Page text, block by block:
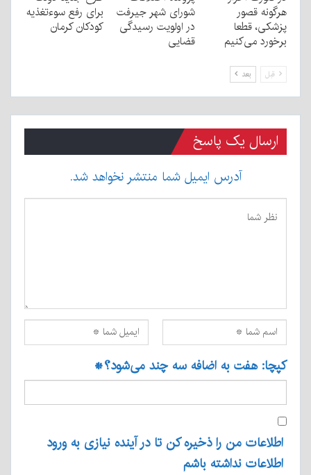
هرگونه قصور
پزشکی، قطعا
برخورد می‌کنیم
شورای شهر جیرفت
در اولویت رسیدگی
قضایی
برای رفع سوءتغذیه
کودکان کرمان
قبل بعد
ارسال یک پاسخ
آدرس ایمیل شما منتشر نخواهد شد.
کپچا: هفت به اضافه سه چند می‌شود؟*
اطلاعات من را ذخیره کن تا در آینده نیازی به ورود
اطلاعات نداشته باشم